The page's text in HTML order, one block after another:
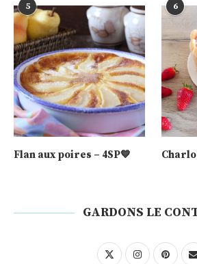
5
Flan aux poires – 4SP💙
6
GARDONS LE